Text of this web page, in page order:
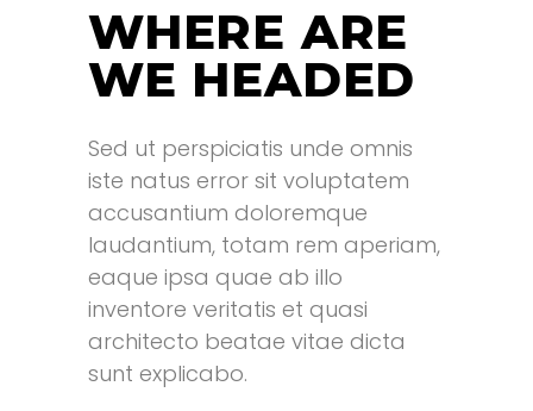
WHERE ARE
WE HEADED
Sed ut perspiciatis unde omnis
iste natus error sit voluptatem
accusantium doloremque
laudantium, totam rem aperiam,
eaque ipsa quae ab illo
inventore veritatis et quasi
architecto beatae vitae dicta
sunt explicabo.